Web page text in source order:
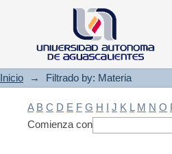
Filtrado by:
Inicio → Filtrado by: Materia
A B C D E F G H I J K L M N O
Comienza con